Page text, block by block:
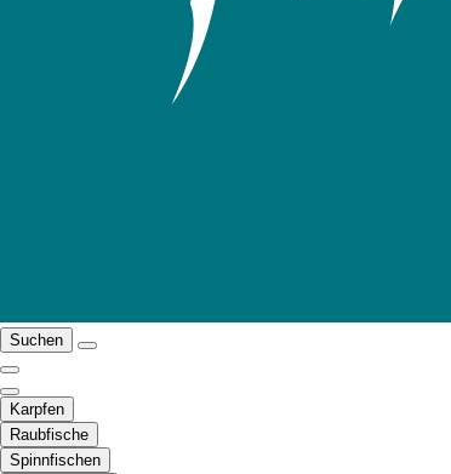
Suchen
Karpfen
Raubfische
Spinnfischen